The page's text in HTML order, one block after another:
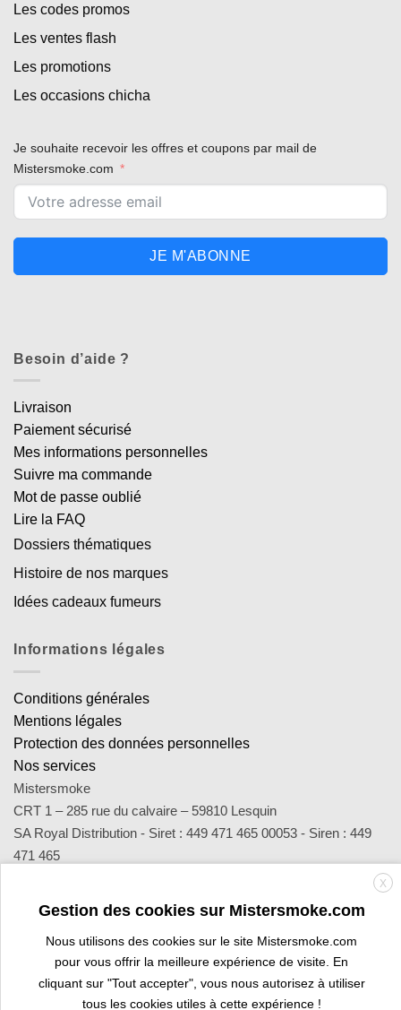
Les codes promos
Les ventes flash
Les promotions
Les occasions chicha
Je souhaite recevoir les offres et coupons par mail de
Mistersmoke.com
JE M'ABONNE
Besoin d’aide ?
Livraison
Paiement sécurisé
Mes informations personnelles
Suivre ma commande
Mot de passe oublié
Lire la FAQ
Dossiers thématiques
Histoire de nos marques
Idées cadeaux fumeurs
Informations légales
Conditions générales
Mentions légales
Protection des données personnelles
Nos services
Mistersmoke
CRT 1 – 285 rue du calvaire – 59810 Lesquin
SA Royal Distribution - Siret : 449 471 465 00053 - Siren : 449
471 465
Credit
Card
MasterCard
Apple
Pay
Bank
Transfer
Visa
Visa
Electron
X
Gestion des cookies sur Mistersmoke.com
Nous utilisons des cookies sur le site Mistersmoke.com
pour vous offrir la meilleure expérience de visite. En
cliquant sur "Tout accepter", vous nous autorisez à utiliser
tous les cookies utiles à cette expérience !